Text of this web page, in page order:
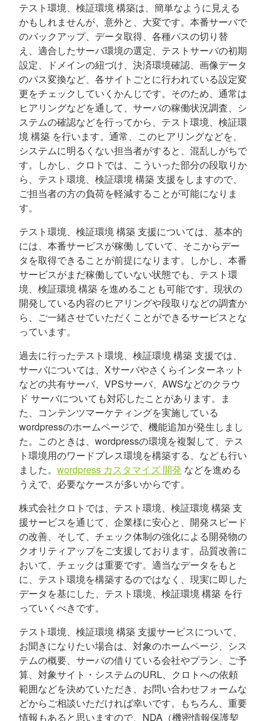
テスト環境、検証環境 構築は、簡単なように見える
かもしれませんが、意外と、大変です。本番サーバで
のバックアップ、データ取得、各種パスの切り替
え、適合したサーバ環境の選定、テストサーバの初期
設定、ドメインの紐づけ、決済環境確認、画像データ
のパス変換など、各サイトごとに行われている設定変
更をチェックしていくかんじです。そのため、通常は
ヒアリングなどを通して、サーバの稼働状況調査、シ
ステムの確認などを行ってから、テスト環境、検証環
境 構築 を行います。通常、このヒアリングなどを、
システムに明るくない担当者がすると、混乱しがちで
す。しかし、クロトでは、こういった部分の段取りか
ら、テスト環境、検証環境 構築 支援をしますので、
ご担当者の方の負荷を軽減することが可能になりま
す。
テスト環境、検証環境 構築 支援については、基本的
には、本番サービスが稼働 していて、そこからデー
タを取得できることが前提になります。しかし、本番
サービスがまだ稼働していない状態でも、テスト環
境、検証環境 構築 を進めることも可能です。現状の
開発している内容のヒアリングや段取りなどの調査か
ら、ご一緒させていただくことができるサービスとな
っています。
過去に行ったテスト環境、検証環境 構築 支援では、
サーバについては、Xサーバやさくらインターネット
などの共有サーバ、VPSサーバ、AWSなどのクラウ
ド サーバについても対応したことがあります。ま
た、コンテンツマーケティングを実施している
wordpressのホームページで、機能追加が発生しまし
た。このときは、wordpressの環境を複製して、テス
ト環境用のワードプレス環境を構築する、なども行い
ました。 wordpress カスタマイズ 開発 などを進める
うえで、必要なケースが多いからです。
株式会社クロトでは、テスト環境、検証環境 構築 支
援サービスを通じて、企業様に安心と、開発スピード
の改善、そして、チェック体制の強化による開発物の
クオリティアップをご支援しております。品質改善に
おいて、チェックは重要です。適当なデータをもと
に、テスト環境を構築するのではなく、現実に即した
データを基にした、テスト環境、検証環境 構築 を行
っていくべきです。
テスト環境、検証環境 構築 支援サービスについて、
お聞きになりたい場合は、対象のホームページ、シス
テムの概要、サーバの借りている会社やプラン、ご予
算、対象サイト・システムのURL、クロトへの依頼
範囲などを決めていただき、お問い合わせフォームな
どからご相談いただければ幸いです。もちろん、重要
情報もあると思いますので、NDA（機密情報保護契